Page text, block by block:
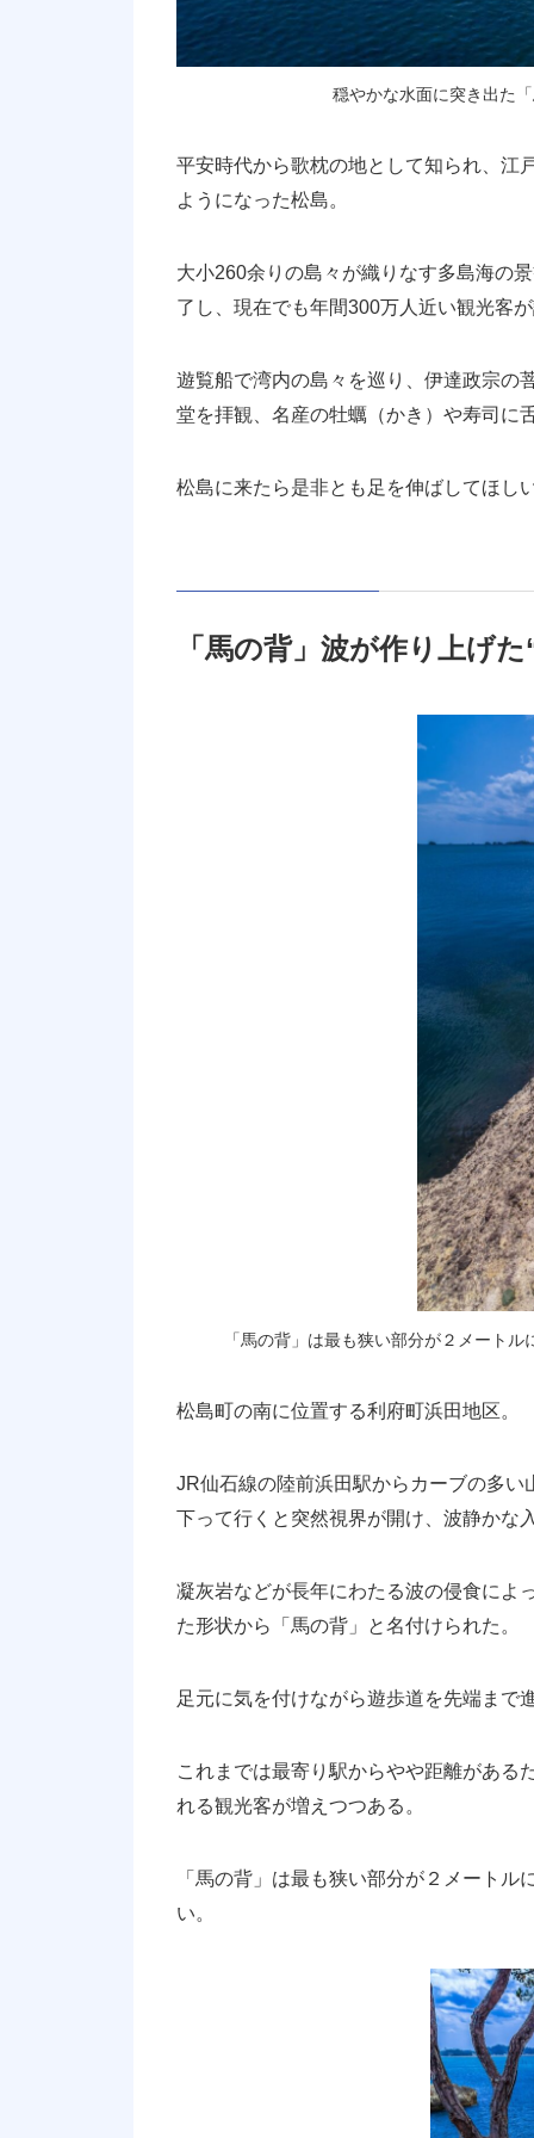
穏やかな水面に突き出た
平安時代から歌枕の地として知られ、江
ようになった松島。
大小260余りの島々が織りなす多島海の
了し、現在でも年間300万人近い観光客
遊覧船で湾内の島々を巡り、伊達政宗の
堂を拝観、名産の牡蠣（かき）や寿司に
松島に来たら是非とも足を伸ばしてほし
「馬の背」波が作り上げ
「馬の背」は最も狭い部分が２メート
松島町の南に位置する利府町浜田地区。
JR仙石線の陸前浜田駅からカーブの多
下って行くと突然視界が開け、波静かな
凝灰岩などが長年にわたる波の侵食によ
た形状から「馬の背」と名付けられた。
足元に気を付けながら遊歩道を先端まで
これまでは最寄り駅からやや距離がある
れる観光客が増えつつある。
「馬の背」は最も狭い部分が２メート
い。